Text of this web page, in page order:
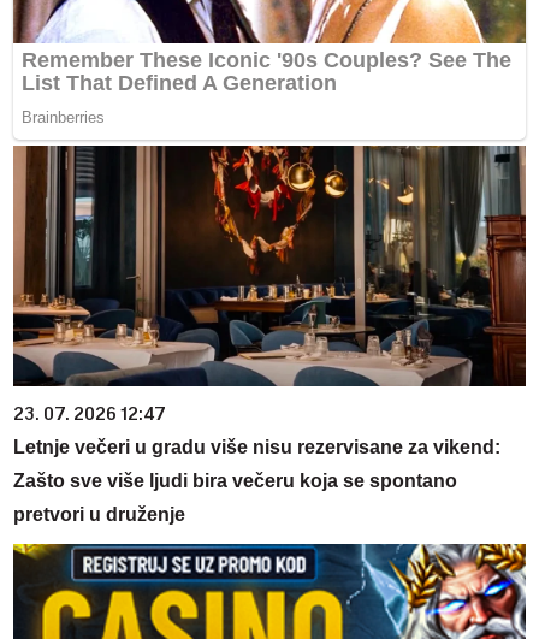
23. 07. 2026 12:47
Letnje večeri u gradu više nisu rezervisane za vikend:
Zašto sve više ljudi bira večeru koja se spontano
pretvori u druženje